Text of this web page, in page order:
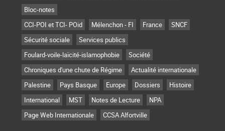
Bloc-notes
CCI-POI et TCI- POid
Mélenchon - FI France
SNCF
Sécurité sociale
Services publics
Foulard-voile-laïcité-islamophobie
Société
Chroniques d'une chute de Régime
Actualité internationale
Palestine
Pays Basque Europe Dossiers
Histoire
International
MST Notes de Lecture
NPA
Page Web Internationale
CCSA Alfortville